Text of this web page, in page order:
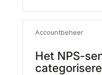
Accountbeheer
Het NPS-